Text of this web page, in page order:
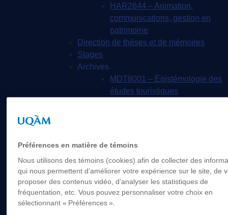
HAR2644 – Animation,
communications, gestion en
patrimoine
Direction de thèses et de mémoires
Stages
Archives
MDT8001 – Épistémologie des
études touristiques
tourisme
EUR8216 – Méthodes d’analyse
du cadre bâti
EUR8460 – Patrimoine et
Préférences en matière de témoins
Nous utilisons des témoins (cookies) afin de collecter des
qui nous permettent d’améliorer votre expérience sur le site, de
proposer des contenus vidéo, d’analyser les statistiques de
fréquentation, etc. Vous pouvez personnaliser votre choix en
sélectionnant « Préférences ».